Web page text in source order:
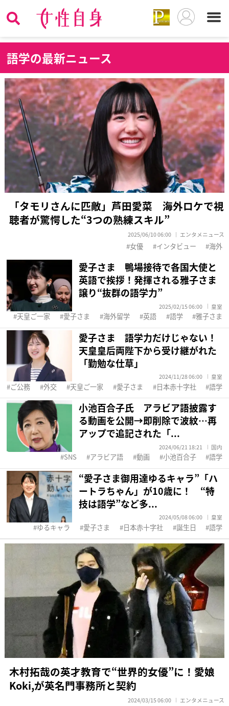
語学の最新ニュース
「タモリさんに匹敵」芦田愛菜 海外ロケで視
聴者が驚愕した“3つの熟練スキル”
2025/06/10 06:00 エンタメニュース
女優 インタビュー 海外
愛子さま 鴨場接待で各国大使と
英語で挨拶！発揮される雅子さま
譲り“抜群の語学力”
2025/02/15 06:00 皇室
天皇ご一家 愛子さま 海外留学 英語 語学 雅子さま
愛子さま 語学力だけじゃない！
天皇皇后両陛下から受け継がれた
「勤勉な仕草」
2024/11/28 06:00 皇室
ご公務 外交 天皇ご一家 愛子さま 日本赤十字社 語学
小池百合子氏 アラビア語披露す
る動画を公開→即削除で波紋…再
アップで追記された「...
2024/06/21 18:21 国内
SNS アラビア語 動画 小池百合子 語学
“愛子さま御用達ゆるキャラ”「ハ
ートラちゃん」が10歳に！ “特
技は語学”など多...
2024/05/08 06:00 皇室
ゆるキャラ 愛子さま 日本赤十字社 誕生日 語学
木村拓哉の英才教育で“世界的女優”に！愛娘
Koki,が英名門事務所と契約
2024/03/15 06:00 エンタメニュース